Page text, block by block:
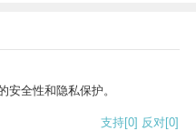
全性和隐私保护。
支持[0] 反对[0]